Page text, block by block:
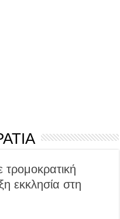
τρομοκρατική
εκκλησία στη